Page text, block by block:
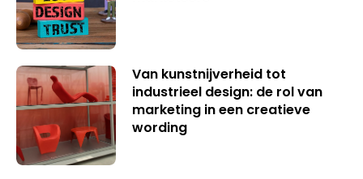
Van kunstnijverheid tot
industrieel design: de rol van
marketing in een creatieve
wording